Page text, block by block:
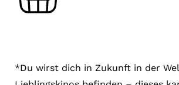
*Du wirst dich in Zukunft in der